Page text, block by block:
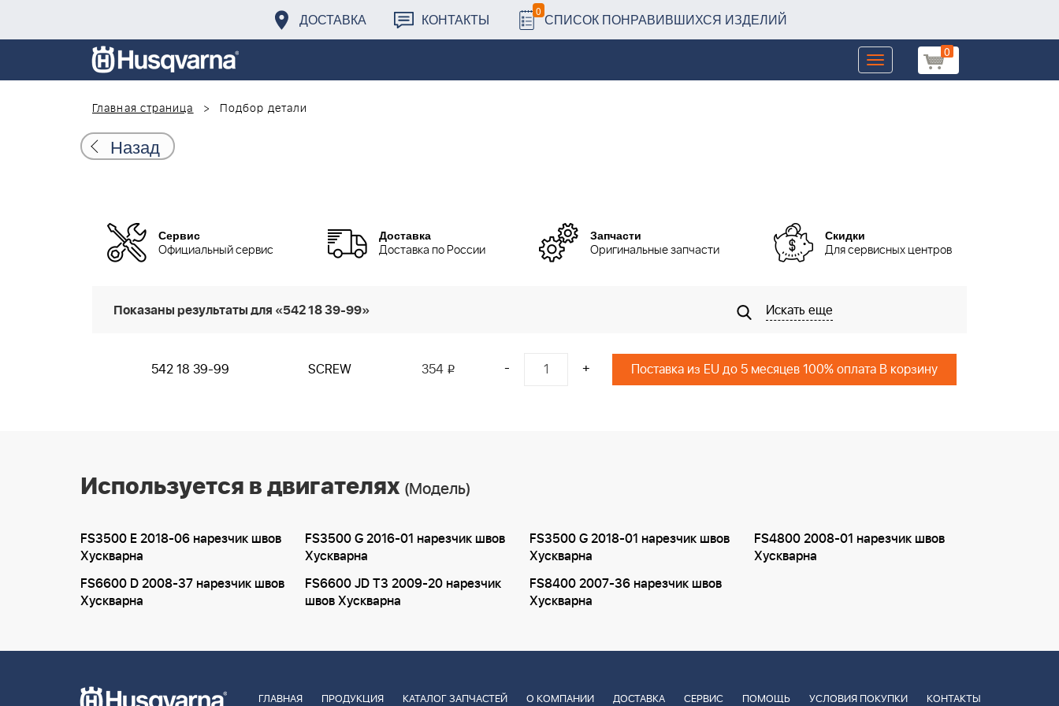
ДОСТАВКА КОНТАКТЫ 0 СПИСОК ПОНРАВИВШИХСЯ ИЗДЕЛИЙ
0
Toggle
navigation
Главная страница
Подбор детали
Назад
Сервис
Официальный сервис
Доставка
Доставка по России
Запчасти
Оригинальные запчасти
Скидки
Для сервисных центров
Показаны результаты для «542 18 39-99» Искать еще
542 18 39-99 SCREW 354 i - + Поставка из EU до 5 месяцев 100% оплата В корзину
Используется в двигателях (Модель)
FS3500 E 2018-06 нарезчик швов
Хускварна
FS3500 G 2016-01 нарезчик швов
Хускварна
FS3500 G 2018-01 нарезчик швов
Хускварна
FS4800 2008-01 нарезчик швов
Хускварна
FS6600 D 2008-37 нарезчик швов
Хускварна
FS6600 JD T3 2009-20 нарезчик
швов Хускварна
FS8400 2007-36 нарезчик швов
Хускварна
ГЛАВНАЯ ПРОДУКЦИЯ КАТАЛОГ ЗАПЧАСТЕЙ О КОМПАНИИ ДОСТАВКА СЕРВИС ПОМОЩЬ УСЛОВИЯ ПОКУПКИ КОНТАКТЫ